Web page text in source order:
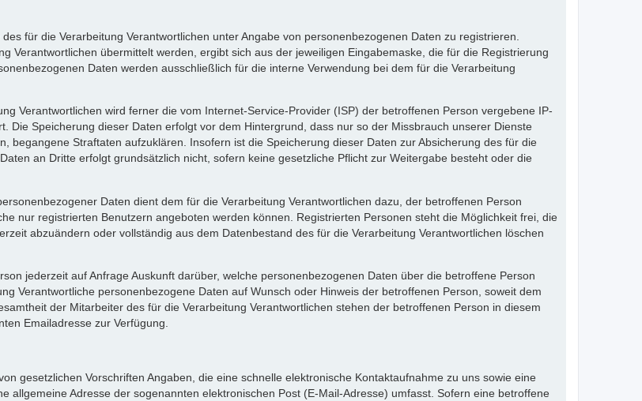
für die Verarbeitung Verantwortlichen unter Angabe von personenbezogenen Daten zu registrieren.
Verantwortlichen übermittelt werden, ergibt sich aus der jeweiligen Eingabemaske, die für die Registrierung
Daten werden ausschließlich für die interne Verwendung bei dem für die Verarbeitung
Verantwortlichen wird ferner die vom Internet-Service-Provider (ISP) der betroffenen Person vergebene IP-
Die Speicherung dieser Daten erfolgt vor dem Hintergrund, dass nur so der Missbrauch unserer Dienste
begangene Straftaten aufzuklären. Insofern ist die Speicherung dieser Daten zur Absicherung des für die
an Dritte erfolgt grundsätzlich nicht, sofern keine gesetzliche Pflicht zur Weitergabe besteht oder die
Daten dient dem für die Verarbeitung Verantwortlichen dazu, der betroffenen Person
nur registrierten Benutzern angeboten werden können. Registrierten Personen steht die Möglichkeit frei, die
abzuändern oder vollständig aus dem Datenbestand des für die Verarbeitung Verantwortlichen löschen
jederzeit auf Anfrage Auskunft darüber, welche personenbezogenen Daten über die betroffene Person
Verantwortliche personenbezogene Daten auf Wunsch oder Hinweis der betroffenen Person, soweit dem
der Mitarbeiter des für die Verarbeitung Verantwortlichen stehen der betroffenen Person in diesem
Emailadresse zur Verfügung.
gesetzlichen Vorschriften Angaben, die eine schnelle elektronische Kontaktaufnahme zu uns sowie eine
allgemeine Adresse der sogenannten elektronischen Post (E-Mail-Adresse) umfasst. Sofern eine betroffene